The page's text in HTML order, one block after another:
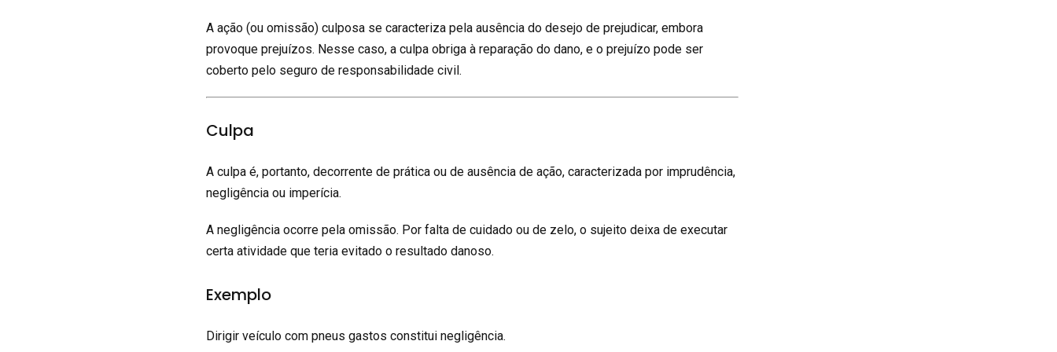
A ação (ou omissão) culposa se caracteriza pela ausência do desejo de prejudicar, embora
provoque prejuízos. Nesse caso, a culpa obriga à reparação do dano, e o prejuízo pode ser
coberto pelo seguro de responsabilidade civil.
Culpa
A culpa é, portanto, decorrente de prática ou de ausência de ação, caracterizada por imprudência,
negligência ou imperícia.
A negligência ocorre pela omissão. Por falta de cuidado ou de zelo, o sujeito deixa de executar
certa atividade que teria evitado o resultado danoso.
Exemplo
Dirigir veículo com pneus gastos constitui negligência.